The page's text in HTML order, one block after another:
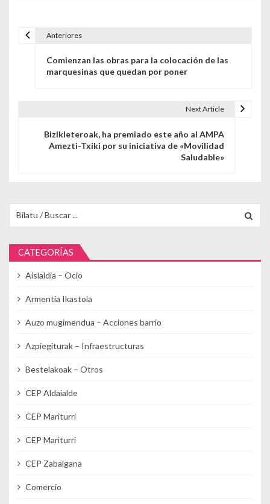
Anteriores
Comienzan las obras para la colocación de las
marquesinas que quedan por poner
Next Article
Bizikleteroak, ha premiado este año al AMPA
Amezti-Txiki por su iniciativa de «Movilidad
Saludable»
CATEGORÍAS
Aisialdia – Ocio
Armentia Ikastola
Auzo mugimendua – Acciones barrio
Azpiegiturak – Infraestructuras
Bestelakoak – Otros
CEP Aldaialde
CEP Mariturri
CEP Mariturri
CEP Zabalgana
Comercio